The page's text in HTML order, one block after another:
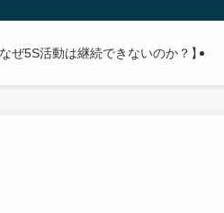
なぜ5S活動は継続できないのか？】